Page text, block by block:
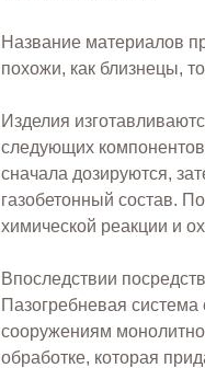
Название материалов
похожи, как близнецы,
Изделия
следующих
сначала дозируются,
газобетонный состав.
химической реакции и
Впоследствии
Пазогребневая система
сооружениям
обработке, которая